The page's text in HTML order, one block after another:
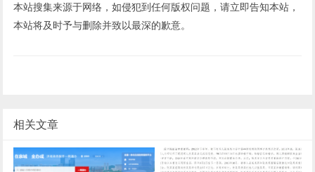
本站搜集来源于网络，如侵犯到任何版权问题，请立即告知本站，
本站将及时予与删除并致以最深的歉意。
相关文章